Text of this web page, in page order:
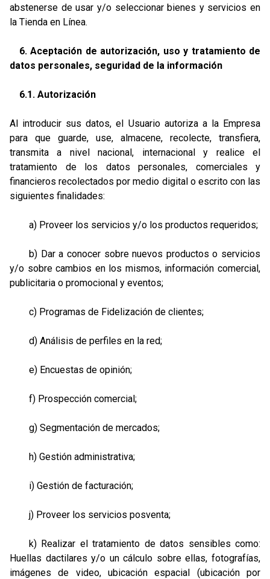
abstenerse de usar y/o seleccionar bienes y servicios en
la Tienda en Línea.
6. Aceptación de autorización, uso y tratamiento de
datos personales, seguridad de la información
6.1. Autorización
Al introducir sus datos, el Usuario autoriza a la Empresa
para que guarde, use, almacene, recolecte, transfiera,
transmita a nivel nacional, internacional y realice el
tratamiento de los datos personales, comerciales y
financieros recolectados por medio digital o escrito con las
siguientes finalidades:
a) Proveer los servicios y/o los productos requeridos;
b) Dar a conocer sobre nuevos productos o servicios
y/o sobre cambios en los mismos, información comercial,
publicitaria o promocional y eventos;
c) Programas de Fidelización de clientes;
d) Análisis de perfiles en la red;
e) Encuestas de opinión;
f) Prospección comercial;
g) Segmentación de mercados;
h) Gestión administrativa;
i) Gestión de facturación;
j) Proveer los servicios posventa;
k) Realizar el tratamiento de datos sensibles como:
Huellas dactilares y/o un cálculo sobre ellas, fotografías,
imágenes de video, ubicación espacial (ubicación por